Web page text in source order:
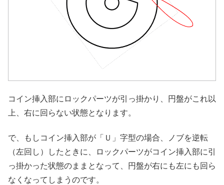
コイン挿入部にロックパーツが引っ掛かり、円盤がこれ以
上、右に回らない状態となります。
で、もしコイン挿入部が「Ｕ」字型の場合、ノブを逆転
（左回し）したときに、ロックパーツがコイン挿入部に引
っ掛かった状態のままとなって、円盤が右にも左にも回ら
なくなってしまうのです。